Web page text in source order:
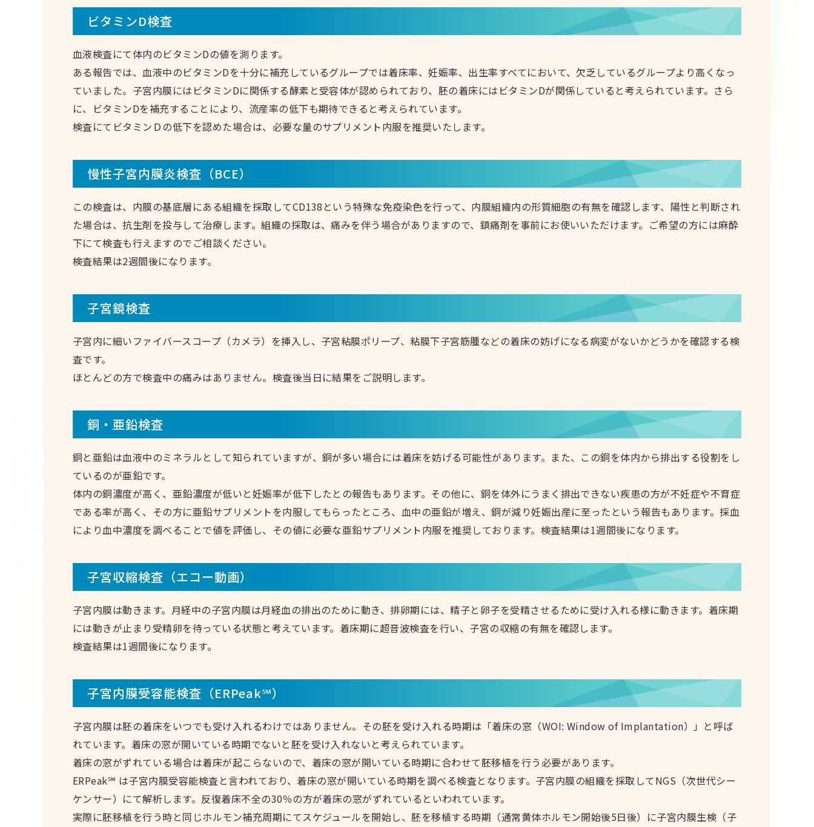
ビタミンD検査
血液検査にて体内のビタミンDの値を測ります。
ある報告では、血液中のビタミンDを十分に補充しているグループでは着床率、妊娠率、出生率すべてにおいて、欠乏しているグループより高くなっ
ていました。子宮内膜にはビタミンDに関係する酵素と受容体が認められており、胚の着床にはビタミンDが関係していると考えられています。さら
に、ビタミンDを補充することにより、流産率の低下も期待できると考えられています。
検査にてビタミンＤの低下を認めた場合は、必要な量のサプリメント内服を推奨いたします。
慢性子宮内膜炎検査（BCE）
この検査は、内膜の基底層にある組織を採取してCD138という特殊な免疫染色を行って、内膜組織内の形質細胞の有無を確認します、陽性と判断され
た場合は、抗生剤を投与して治療します。組織の採取は、痛みを伴う場合がありますので、鎮痛剤を事前にお使いいただけます。ご希望の方には麻酔
下にて検査も行えますのでご相談ください。
検査結果は2週間後になります。
子宮鏡検査
子宮内に細いファイバースコープ（カメラ）を挿入し、子宮粘膜ポリープ、粘膜下子宮筋腫などの着床の妨げになる病変がないかどうかを確認する検
査です。
ほとんどの方で検査中の痛みはありません。検査後当日に結果をご説明します。
銅・亜鉛検査
銅と亜鉛は血液中のミネラルとして知られていますが、銅が多い場合には着床を妨げる可能性があります。また、この銅を体内から排出する役割をし
ているのが亜鉛です。
体内の銅濃度が高く、亜鉛濃度が低いと妊娠率が低下したとの報告もあります。その他に、銅を体外にうまく排出できない疾患の方が不妊症や不育症
である率が高く、その方に亜鉛サプリメントを内服してもらったところ、血中の亜鉛が増え、銅が減り妊娠出産に至ったという報告もあります。採血
により血中濃度を調べることで値を評価し、その値に必要な亜鉛サプリメント内服を推奨しております。検査結果は1週間後になります。
子宮収縮検査（エコー動画）
子宮内膜は動きます。月経中の子宮内膜は月経血の排出のために動き、排卵期には、精子と卵子を受精させるために受け入れる様に動きます。着床期
には動きが止まり受精卵を待っている状態と考えています。着床期に超音波検査を行い、子宮の収縮の有無を確認します。
検査結果は1週間後になります。
子宮内膜受容能検査（ERPeak℠）
子宮内膜は胚の着床をいつでも受け入れるわけではありません。その胚を受け入れる時期は「着床の窓（WOI: Window of Implantation）」と呼ば
れています。着床の窓が開いている時期でないと胚を受け入れないと考えられています。
着床の窓がずれている場合は着床が起こらないので、着床の窓が開いている時期に合わせて胚移植を行う必要があります。
ERPeak℠ は子宮内膜受容能検査と言われており、着床の窓が開いている時期を調べる検査となります。子宮内膜の組織を採取してNGS（次世代シー
ケンサー）にて解析します。反復着床不全の30％の方が着床の窓がずれているといわれています。
実際に胚移植を行う時と同じホルモン補充周期にてスケジュールを開始し、胚を移植する時期（通常黄体ホルモン開始後5日後）に子宮内膜生検（子